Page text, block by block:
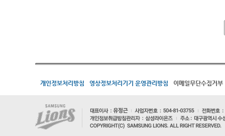
개인정보처리방침 영상정보처리기기 운영관리방침 이메일무단수집거부